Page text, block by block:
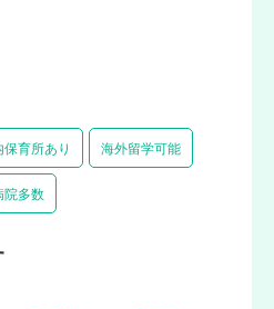
保育所あり 海外留学可能
院多数